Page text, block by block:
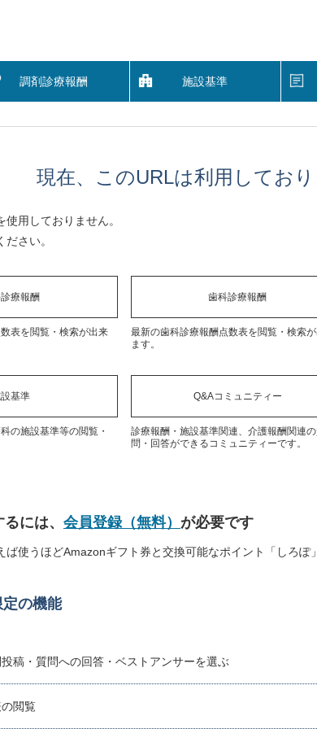
調剤診療報酬 施設基準
現在、このURLは利用してお
用しておりません。
さい。
療報酬
表を閲覧・検索が出来
歯科診療報酬
最新の歯科診療報酬点数表を閲覧・検索
ます。
基準
の施設基準等の閲覧・
Q&Aコミュニティー
診療報酬・施設基準関連、介護報酬関連
問・回答ができるコミュニティーです。
には、 会員登録（無料） が必要です
使うほどAmazonギフト券と交換可能なポイント「しろぽ
の機能
稿・質問への回答・ベストアンサーを選ぶ
閲覧